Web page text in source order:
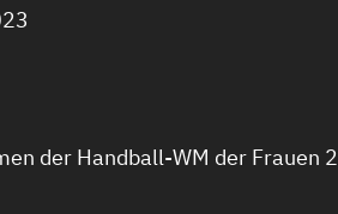
der Handball-WM der Frauen